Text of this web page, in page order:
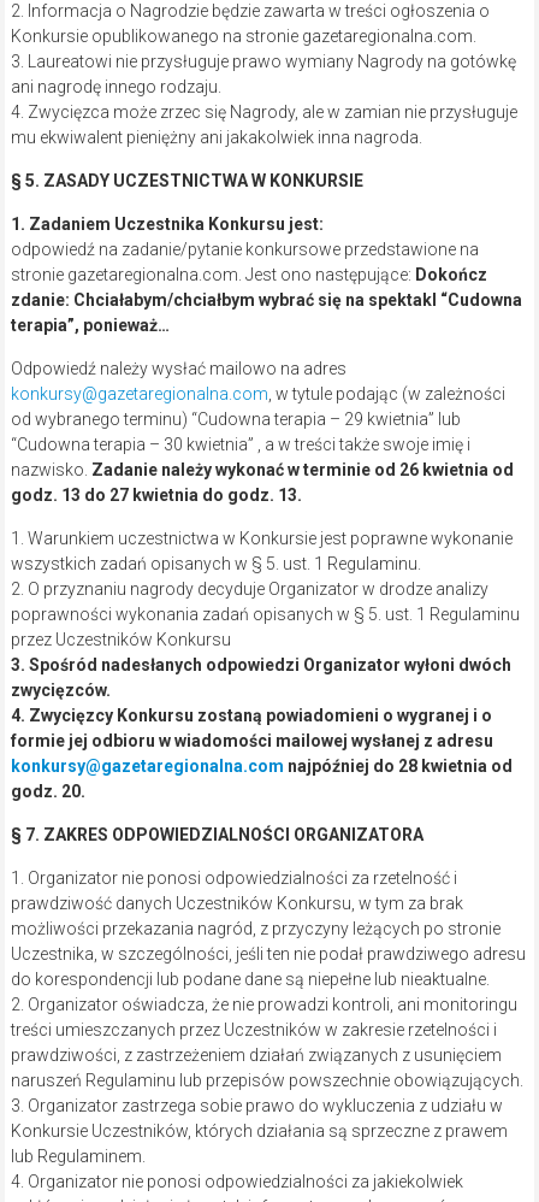
2. Informacja o Nagrodzie będzie zawarta w treści ogłoszenia o
Konkursie opublikowanego na stronie gazetaregionalna.com.
3. Laureatowi nie przysługuje prawo wymiany Nagrody na gotówkę
ani nagrodę innego rodzaju.
4. Zwycięzca może zrzec się Nagrody, ale w zamian nie przysługuje
mu ekwiwalent pieniężny ani jakakolwiek inna nagroda.
§ 5. ZASADY UCZESTNICTWA W KONKURSIE
1. Zadaniem Uczestnika Konkursu jest:
odpowiedź na zadanie/pytanie konkursowe przedstawione na
stronie gazetaregionalna.com. Jest ono następujące: Dokończ
zdanie: Chciałabym/chciałbym wybrać się na spektakl “Cudowna
terapia”, ponieważ…
Odpowiedź należy wysłać mailowo na adres
konkursy@gazetaregionalna.com , w tytule podając (w zależności
od wybranego terminu) “Cudowna terapia – 29 kwietnia” lub
“Cudowna terapia – 30 kwietnia” , a w treści także swoje imię i
nazwisko. Zadanie należy wykonać w terminie od 26 kwietnia od
godz. 13 do 27 kwietnia do godz. 13.
1. Warunkiem uczestnictwa w Konkursie jest poprawne wykonanie
wszystkich zadań opisanych w § 5. ust. 1 Regulaminu.
2. O przyznaniu nagrody decyduje Organizator w drodze analizy
poprawności wykonania zadań opisanych w § 5. ust. 1 Regulaminu
przez Uczestników Konkursu
3. Spośród nadesłanych odpowiedzi Organizator wyłoni dwóch
zwycięzców.
4. Zwycięzcy Konkursu zostaną powiadomieni o wygranej i o
formie jej odbioru w wiadomości mailowej wysłanej z adresu
konkursy@gazetaregionalna.com najpóźniej do 28 kwietnia od
godz. 20.
§ 7. ZAKRES ODPOWIEDZIALNOŚCI ORGANIZATORA
1. Organizator nie ponosi odpowiedzialności za rzetelność i
prawdziwość danych Uczestników Konkursu, w tym za brak
możliwości przekazania nagród, z przyczyny leżących po stronie
Uczestnika, w szczególności, jeśli ten nie podał prawdziwego adresu
do korespondencji lub podane dane są niepełne lub nieaktualne.
2. Organizator oświadcza, że nie prowadzi kontroli, ani monitoringu
treści umieszczanych przez Uczestników w zakresie rzetelności i
prawdziwości, z zastrzeżeniem działań związanych z usunięciem
naruszeń Regulaminu lub przepisów powszechnie obowiązujących.
3. Organizator zastrzega sobie prawo do wykluczenia z udziału w
Konkursie Uczestników, których działania są sprzeczne z prawem
lub Regulaminem.
4. Organizator nie ponosi odpowiedzialności za jakiekolwiek